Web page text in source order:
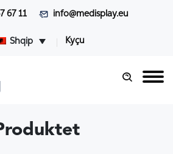
67 11 info@medisplay.eu
Shqip Kyçu